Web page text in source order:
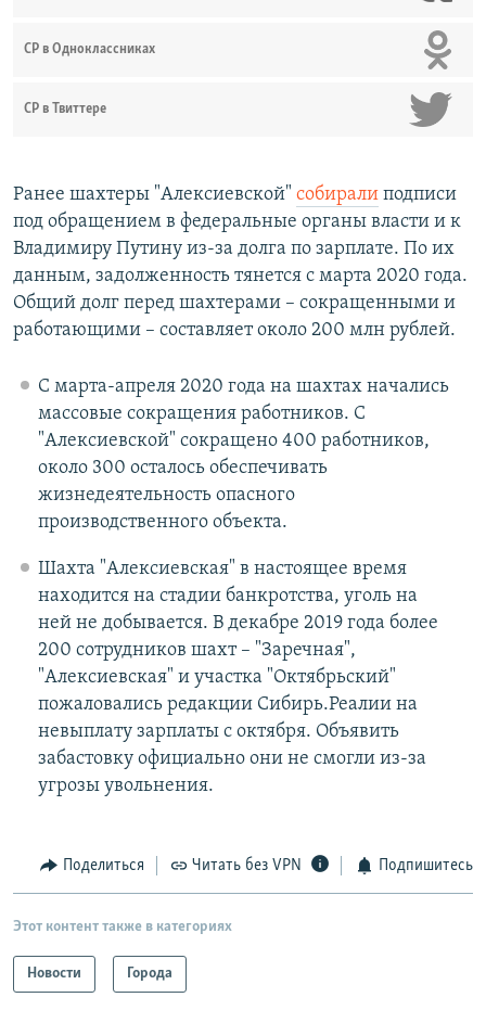
СР в Одноклассниках
СР в Твиттере
Ранее шахтеры "Алексиевской" собирали подписи
под обращением в федеральные органы власти и к
Владимиру Путину из-за долга по зарплате. По их
данным, задолженность тянется с марта 2020 года.
Общий долг перед шахтерами – сокращенными и
работающими – составляет около 200 млн рублей.
С марта-апреля 2020 года на шахтах начались
массовые сокращения работников. С
"Алексиевской" сокращено 400 работников,
около 300 осталось обеспечивать
жизнедеятельность опасного
производственного объекта.
Шахта "Алексиевская" в настоящее время
находится на стадии банкротства, уголь на
ней не добывается. В декабре 2019 года более
200 сотрудников шахт – "Заречная",
"Алексиевская" и участка "Октябрьский"
пожаловались редакции Сибирь.Реалии на
невыплату зарплаты с октября. Объявить
забастовку официально они не смогли из-за
угрозы увольнения.
Поделиться Читать без VPN Подпишитесь
Этот контент также в категориях
Новости Города